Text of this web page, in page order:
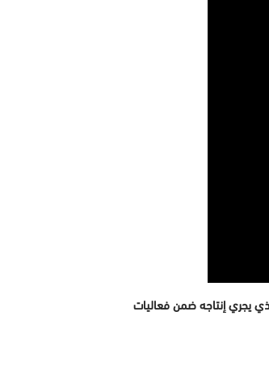
التسجيلي «100 كلمة حب.. على إيقاع شاهين»، الذي يجري إنتاجه ضمن فعاليات